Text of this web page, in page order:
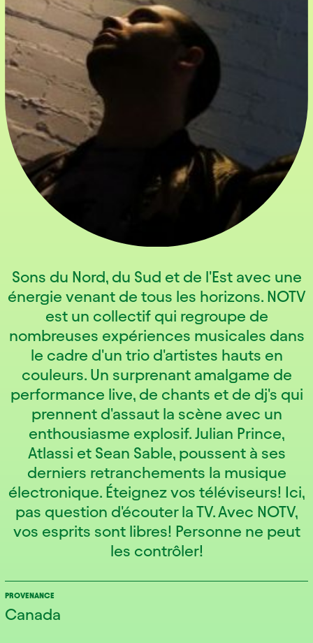
Sons du Nord, du Sud et de l'Est avec une
énergie venant de tous les horizons. NOTV
est un collectif qui regroupe de
nombreuses expériences musicales dans
le cadre d'un trio d'artistes hauts en
couleurs. Un surprenant amalgame de
performance live, de chants et de dj's qui
prennent d'assaut la scène avec un
enthousiasme explosif. Julian Prince,
Atlassi et Sean Sable, poussent à ses
derniers retranchements la musique
électronique. Éteignez vos téléviseurs! Ici,
pas question d'écouter la TV. Avec NOTV,
vos esprits sont libres! Personne ne peut
les contrôler!
PROVENANCE
Canada